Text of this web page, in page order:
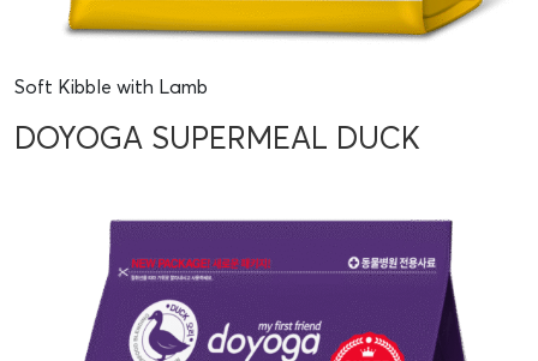
Soft Kibble with Lamb
DOYOGA SUPERMEAL DUCK